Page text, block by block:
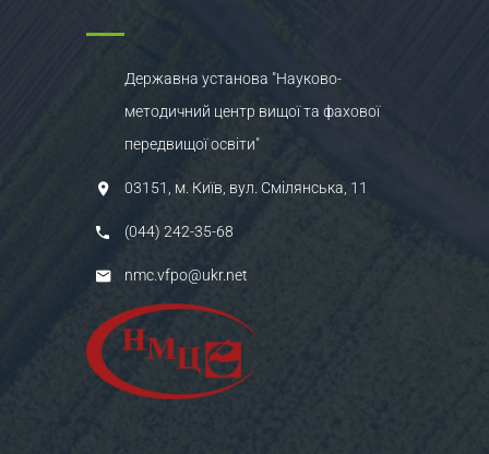
Державна установа "Науково-
методичний центр вищої та фахової
передвищої освіти"
03151, м. Київ, вул. Смілянська, 11
(044) 242-35-68
nmc.vfpo@ukr.net